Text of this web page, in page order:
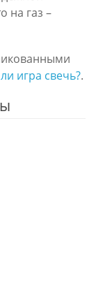
на газ –
игра свечь?.